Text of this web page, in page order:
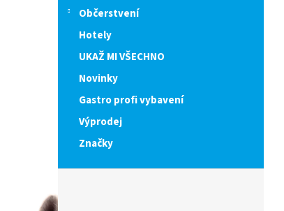
Občerstvení
Hotely
UKAŽ MI VŠECHNO
Novinky
Gastro profi vybavení
Výprodej
Značky